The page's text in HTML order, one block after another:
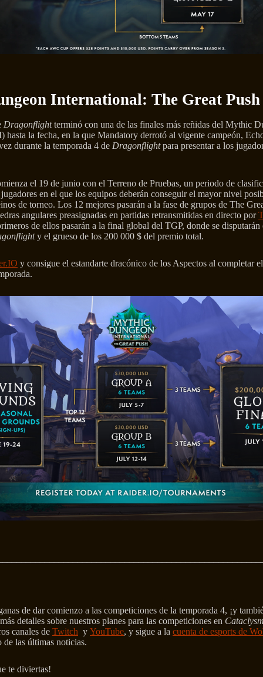
International: The Great Push
Dragonflightterminó con una de las finales más reñidas del Mythic
hasta la fecha, en la que Mandatory derrotó al vigente campeón,
durante la temporada 4 de Dragonflightpara presentar a los
el 19 de junio con el Terreno de Pruebas, un periodo de
en el que los equipos deberán conseguir el mayor nivel
de torneo. Los 12 mejores pasarán a la fase de grupos de The
angulares preasignadas en partidas retransmitidas en directo por
de ellos pasarán a la final global del TGP, donde se
y el grueso de los 200 000 $ del premio total.
y consigue el estandarte dracónico de los Aspectos al completar
de dar comienzo a las competiciones de la temporada 4, ¡y
detalles sobre nuestros planes para las competiciones en
canales de Twitch y YouTube, y sigue a la cuenta de esports de
de las últimas noticias.
te diviertas!